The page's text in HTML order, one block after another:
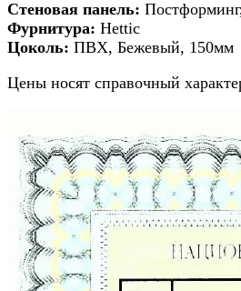
Стеновая панель:
Фурнитура: Hettic
Цоколь: ПВХ, Бежевый, 150мм
Цены носят справочный